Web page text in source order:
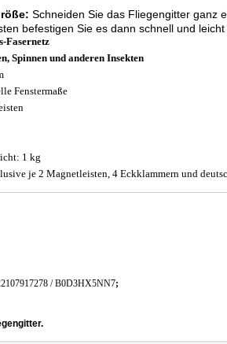
Schneiden Sie das Fliegengitter ganz
befestigen Sie es dann schnell und
Fasernetz
Spinnen und anderen Insekten
Fenstermaße
1 kg
je 2 Magnetleisten, 4 Eckklammern und
/B0D3HX5NN7;